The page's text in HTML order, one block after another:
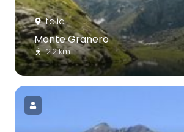
Italia
Monte Granero
12.2 km